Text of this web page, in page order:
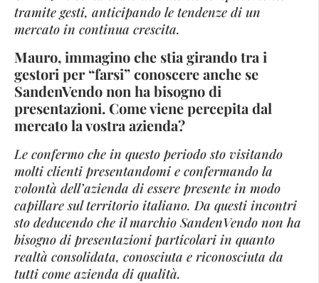
tramite gesti, anticipando le tendenze di un
mercato in continua crescita.
Mauro, immagino che stia girando tra i
gestori per “farsi” conoscere anche se
SandenVendo non ha bisogno di
presentazioni. Come viene percepita dal
mercato la vostra azienda?
Le confermo che in questo periodo sto visitando
molti clienti presentandomi e confermando la
volontà dell’azienda di essere presente in modo
capillare sul territorio italiano. Da questi incontri
sto deducendo che il marchio SandenVendo non ha
bisogno di presentazioni particolari in quanto
realtà consolidata, conosciuta e riconosciuta da
tutti come azienda di qualità.